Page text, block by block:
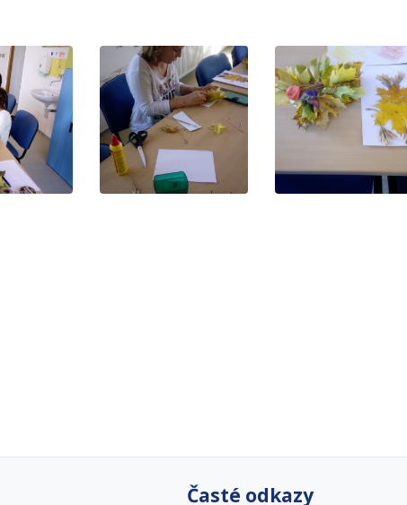
Časté odkazy